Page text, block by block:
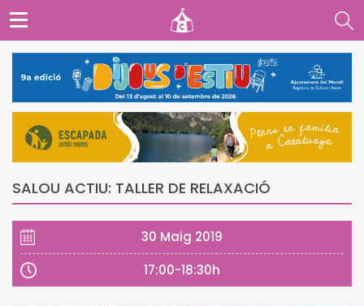
SALOU ACTIU: TALLER DE RELAXACIÓ
30 Maig 2019
17:00-18:30h